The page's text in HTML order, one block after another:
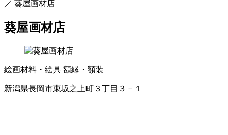
／ 葵屋画材店
葵屋画材店
絵画材料・絵具 額縁・額装
新潟県長岡市東坂之上町３丁目３－１